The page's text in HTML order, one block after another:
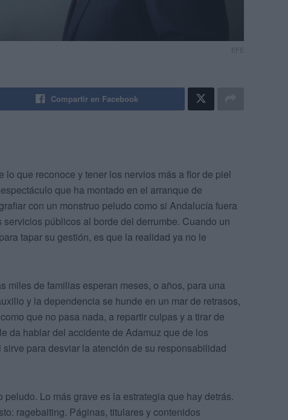
EFE
Compartir en Facebook
que reconoce y tener los nervios más a flor de piel
que ha montado en el arranque de
con un monstruo peludo como si Andalucía fuera
públicos al borde del derrumbe. Cuando un
tapar su gestión, es que la realidad ya no le
miles de familias esperan meses, o años, para una
y la dependencia se hunde en un mar de retrasos,
que no pasa nada, a repartir culpas y a tirar de
da hablar del accidente de Adamuz que de los
para desviar la atención de su responsabilidad
Lo más grave es la estrategia que hay detrás.
ragebaiting. Páginas, titulares y contenidos